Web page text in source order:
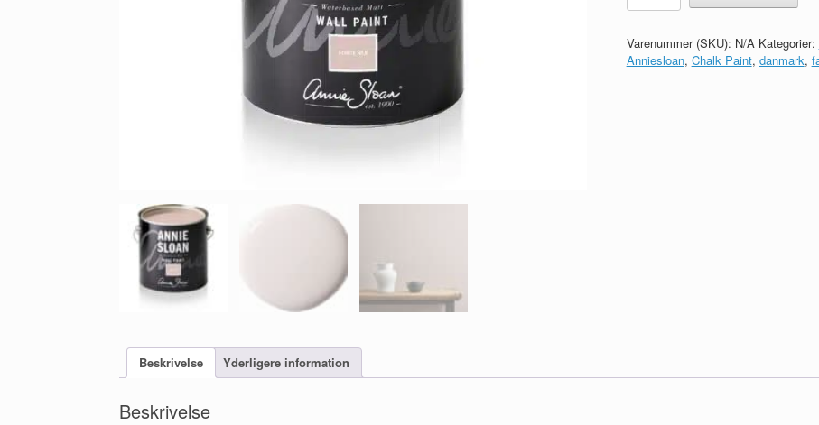
Wall
antal
Varenummer (SKU): N/A Kategorier:
Anniesloan, Chalk Paint, danmark,
Beskrivelse Yderligere information
Beskrivelse